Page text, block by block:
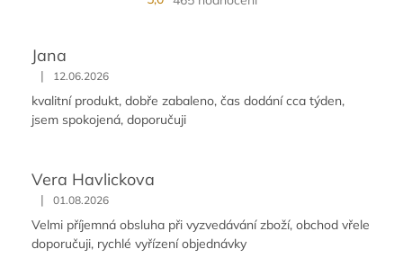
Jana
| 12.06.2026
kvalitní produkt, dobře zabaleno, čas dodání cca týden,
jsem spokojená, doporučuji
Vera Havlickova
| 01.08.2026
Velmi příjemná obsluha při vyzvedávání zboží, obchod vřele
doporučuji, rychlé vyřízení objednávky